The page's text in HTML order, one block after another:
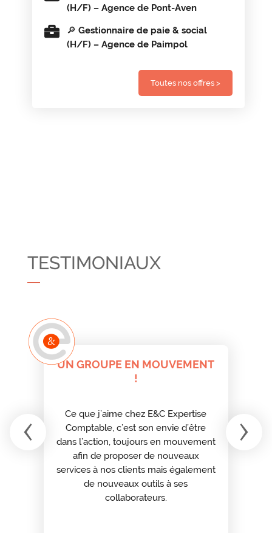
(H/F) – Agence de Pont-Aven
🔎 Gestionnaire de paie & social
(H/F) – Agence de Paimpol
Toutes nos offres >
TESTIMONIAUX
UN GROUPE EN MOUVEMENT
!
Ce que j’aime chez E&C Expertise
Comptable, c’est son envie d’être
dans l’action, toujours en mouvement
afin de proposer de nouveaux
services à nos clients mais également
de nouveaux outils à ses
collaborateurs.
‹ ›